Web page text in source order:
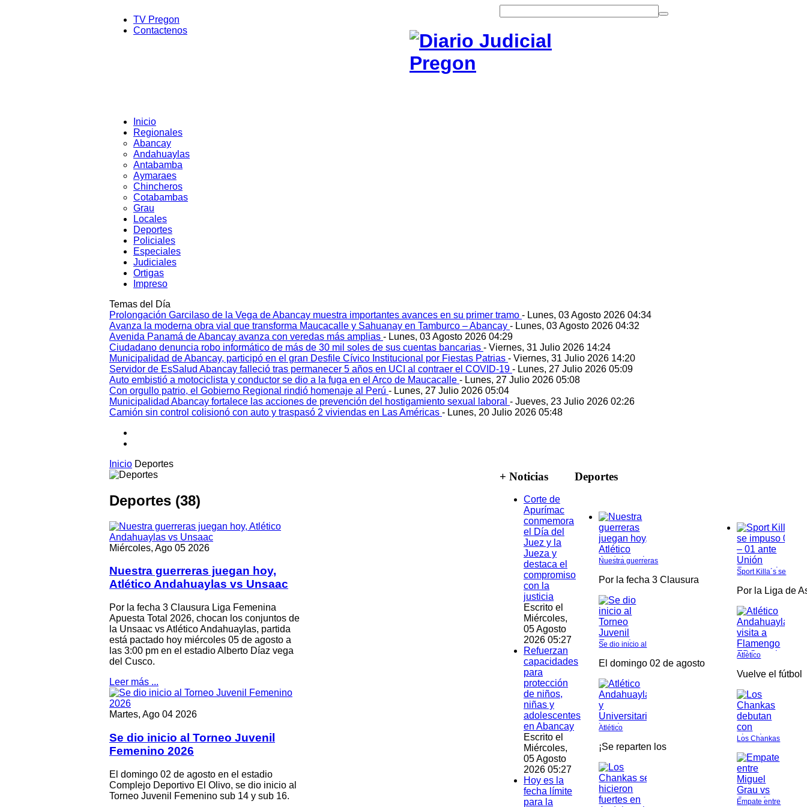
TV Pregon
Contactenos
Inicio
Regionales
Abancay
Andahuaylas
Antabamba
Aymaraes
Chincheros
Cotabambas
Grau
Locales
Deportes
Policiales
Especiales
Judiciales
Ortigas
Impreso
Temas del Día
Prolongación Garcilaso de la Vega de Abancay muestra importantes avances en su primer tramo - Lunes, 03 Agosto 2026 04:34
Avanza la moderna obra vial que transforma Maucacalle y Sahuanay en Tamburco – Abancay - Lunes, 03 Agosto 2026 04:32
Avenida Panamá de Abancay avanza con veredas más amplias - Lunes, 03 Agosto 2026 04:29
Ciudadano denuncia robo informático de más de 30 mil soles de sus cuentas bancarias - Viernes, 31 Julio 2026 14:24
Municipalidad de Abancay, participó en el gran Desfile Cívico Institucional por Fiestas Patrias - Viernes, 31 Julio 2026 14:20
Servidor de EsSalud Abancay falleció tras permanecer 5 años en UCI al contraer el COVID-19 - Lunes, 27 Julio 2026 05:09
Auto embistió a motociclista y conductor se dio a la fuga en el Arco de Maucacalle - Lunes, 27 Julio 2026 05:08
Con orgullo patrio, el Gobierno Regional rindió homenaje al Perú - Lunes, 27 Julio 2026 05:04
Municipalidad Abancay fortalece las acciones de prevención del hostigamiento sexual laboral - Jueves, 23 Julio 2026 02:26
Camión sin control colisionó con auto y traspasó 2 viviendas en Las Américas - Lunes, 20 Julio 2026 05:48
Inicio Deportes
Deportes (38)
Miércoles, Ago 05 2026
Nuestra guerreras juegan hoy,
Atlético Andahuaylas vs Unsaac
Por la fecha 3 Clausura Liga Femenina
Apuesta Total 2026, chocan los conjuntos de
la Unsaac vs Atlético Andahuaylas, partida
está pactado hoy miércoles 05 de agosto a
las 3:00 pm en el estadio Alberto Díaz vega
del Cusco.
Leer más ...
Martes, Ago 04 2026
Se dio inicio al Torneo Juvenil
Femenino 2026
El domingo 02 de agosto en el estadio
Complejo Deportivo El Olivo, se dio inicio al
Torneo Juvenil Femenino sub 14 y sub 16.
+ Noticias
Corte de
Apurímac
conmemora
el Día del
Juez y la
Jueza y
destaca el
compromiso
con la
justicia
Escrito el
Miércoles,
05 Agosto
2026 05:27
Refuerzan
capacidades
para
protección
de niños,
niñas y
adolescentes
en Abancay
Escrito el
Miércoles,
05 Agosto
2026 05:27
Hoy es la
fecha límite
para la
Deportes
Nuestra guerreras
Por la fecha 3 Clausura
Se dio inicio al
El domingo 02 de agosto
Atlético
¡Se reparten los
Sport Killa´s se
Por la Liga de
Atlético
Vuelve el fútbol
Los Chankas
Empate entre